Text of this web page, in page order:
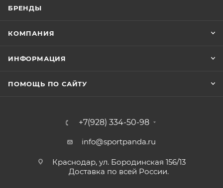
БРЕНДЫ
КОМПАНИЯ
ИНФОРМАЦИЯ
ПОМОЩЬ ПО САЙТУ
+7(928) 334-50-98
info@sportpanda.ru
Краснодар, ул. Бородинская 156/13
Доставка по всей России.